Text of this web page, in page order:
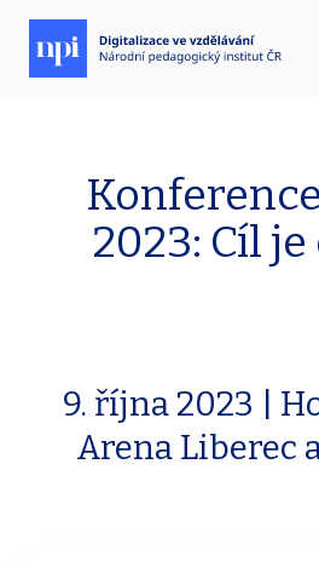
2023: Cíl je
9. října 2023 |
Arena Liberec